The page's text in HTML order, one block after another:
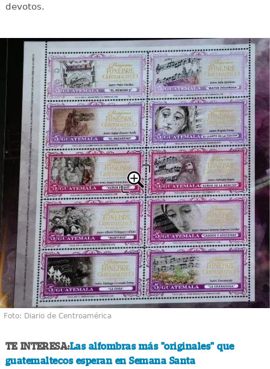
devotos.
Foto: Diario de Centroamérica
TE INTERESA:Las alfombras más "originales" que
guatemaltecos esperan en Semana Santa